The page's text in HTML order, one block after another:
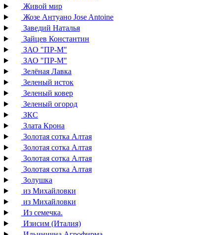
Живой мир
Жозе Антуано Jose Antoine
Заведий Наталья
Зайцев Константин
ЗАО "ПР-М"
ЗАО "ПР-М"
Зелёная Лавка
Зеленый исток
Зеленый ковер
Зеленый огород
ЗКС
Злата Крона
Золотая сотка Алтая
Золотая сотка Алтая
Золотая сотка Алтая
Золотая сотка Алтая
Золушка
из Михайловки
из Михайловки
Из семечка.
Изисим (Италия)